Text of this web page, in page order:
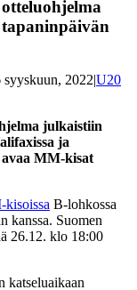
syyskuun, 2022|U20
julkaistiin
ja
avaa MM-kisat
B-lohkossa
kanssa. Suomen
26.12. klo 18:00
katseluaikaan